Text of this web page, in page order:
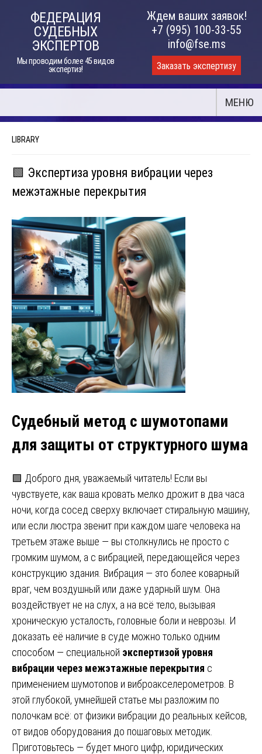
ФЕДЕРАЦИЯ
СУДЕБНЫХ
ЭКСПЕРТОВ
Мы проводим более 45 видов
экспертиз!
Ждем ваших заявок!
+7 (995) 100-33-55
info@fse.ms
Заказать экспертизу
МЕНЮ
LIBRARY
🟩 Экспертиза уровня вибрации через
межэтажные перекрытия
Судебный метод с шумотопами
для защиты от структурного шума
🟩 Доброго дня, уважаемый читатель! Если вы
чувствуете, как ваша кровать мелко дрожит в два часа
ночи, когда сосед сверху включает стиральную машину,
или если люстра звенит при каждом шаге человека на
третьем этаже выше — вы столкнулись не просто с
громким шумом, а с вибрацией, передающейся через
конструкцию здания. Вибрация — это более коварный
враг, чем воздушный или даже ударный шум. Она
воздействует не на слух, а на всё тело, вызывая
хроническую усталость, головные боли и неврозы. И
доказать её наличие в суде можно только одним
способом — специальной экспертизой уровня
вибрации через межэтажные перекрытия с
применением шумотопов и виброакселерометров. В
этой глубокой, умнейшей статье мы разложим по
полочкам всё: от физики вибрации до реальных кейсов,
от видов оборудования до пошаговых методик.
Приготовьтесь — будет много цифр, юридических